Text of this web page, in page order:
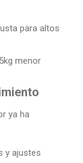
para altos
menor
ya ha
y ajustes